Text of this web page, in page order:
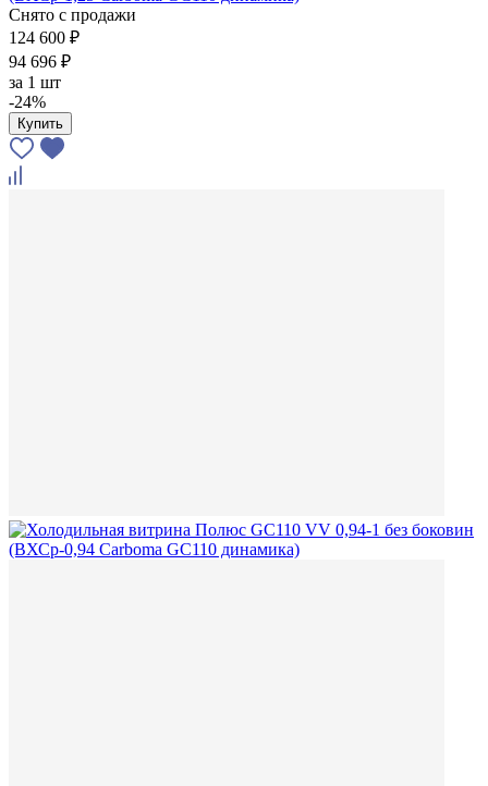
Снято с продажи
124 600 ₽
94 696 ₽
за 1 шт
-24%
Купить